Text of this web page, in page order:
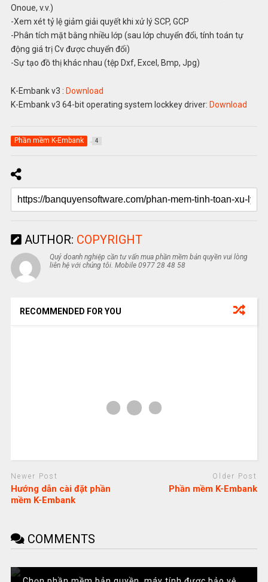
Onoue, v.v.)
-Xem xét tỷ lệ giảm giải quyết khi xử lý SCP, GCP
-Phân tích mặt bằng nhiều lớp (sau lớp chuyển đổi, tính toán tự
động giá trị Cv được chuyển đổi)
-Sự tạo đồ thị khác nhau (tệp Dxf, Excel, Bmp, Jpg)
K-Embank v3 : Download
K-Embank v3 64-bit operating system lockkey driver: Download
Phần mềm K-Embank 4
AUTHOR: COPYRIGHT
Quý doanh nghiệp cần tư vấn mua phần mềm bản quyền vui lòng
liên hệ với chúng tôi. Mobile 0977 28 48 58
RECOMMENDED FOR YOU
Newer Post
Hướng dẫn cài đặt phần
mềm K-Embank
Older Post
Phần mềm K-Embank
COMMENTS